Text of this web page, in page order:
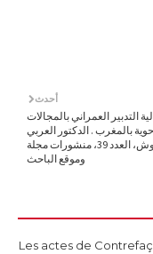
أحدث
التدبير العمراني بالمجالات
بالمغرب . الدكتور العربي
بخوش، العدد 39، منشورات مجلة
وموقع الباحث
Les actes de